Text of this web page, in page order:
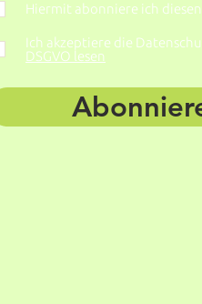
Hiermit abonniere ich
Ich akzeptiere die
DSGVO lesen